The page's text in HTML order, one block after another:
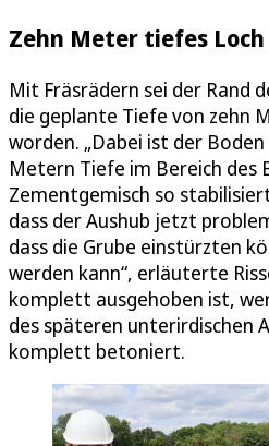
Zehn Meter tiefes Loch
Mit Fräsrädern sei der Rand
die geplante Tiefe von zehn
worden. „Dabei ist der
Metern Tiefe im Bereich des
Zementgemisch so
dass der Aushub jetzt
dass die Grube einstürzten
werden kann“, erläuterte
komplett ausgehoben ist,
des späteren unterirdischen
komplett betoniert.